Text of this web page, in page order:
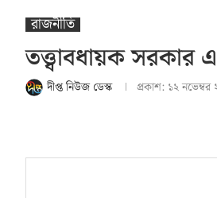
রাজনীতি
তত্ত্বাবধায়ক সরকার
দীপ্ত নিউজ ডেস্ক প্রকাশ: ১২